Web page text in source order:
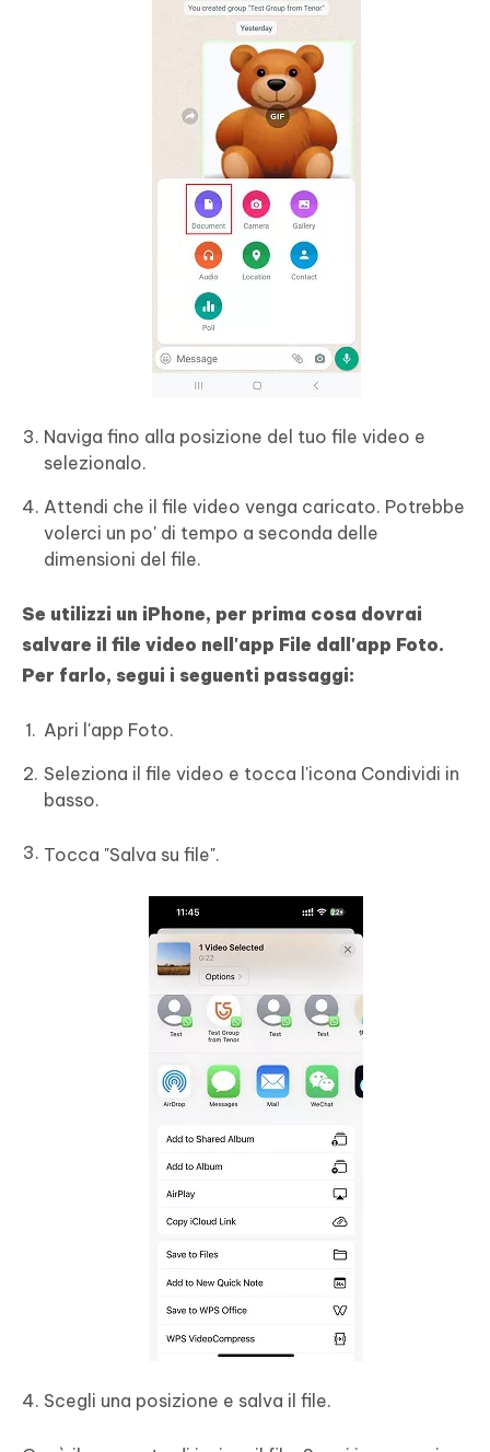
Naviga fino alla posizione del tuo file video e
selezionalo.
Attendi che il file video venga caricato. Potrebbe
volerci un po' di tempo a seconda delle
dimensioni del file.
Se utilizzi un iPhone, per prima cosa dovrai
salvare il file video nell'app File dall'app Foto.
Per farlo, segui i seguenti passaggi:
Apri l'app Foto.
Seleziona il file video e tocca l'icona Condividi in
basso.
Tocca "Salva su file".
Scegli una posizione e salva il file.